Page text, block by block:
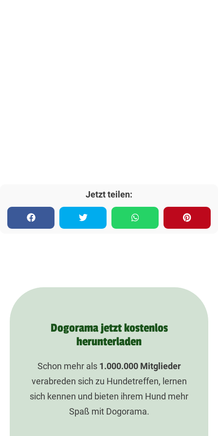
Jetzt teilen:
Dogorama jetzt kostenlos
herunterladen
Schon mehr als 1.000.000Mitglieder
verabreden sich zu Hundetreffen, lernen
sich kennen und bieten ihrem Hund mehr
Spaß mit Dogorama.